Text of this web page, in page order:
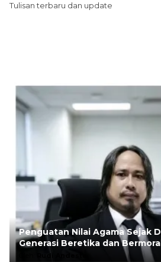
Tulisan terbaru dan update
Penguatan Nilai Agama Sejak
Generasi Beretika dan
Rudi Andesta